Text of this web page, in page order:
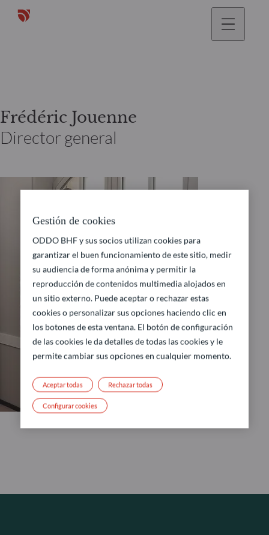
Frédéric Jouenne
Director general
Gestión de cookies
ODDO BHF y sus socios utilizan cookies para
garantizar el buen funcionamiento de este sitio, medir
su audiencia de forma anónima y permitir la
reproducción de contenidos multimedia alojados en
un sitio externo. Puede aceptar o rechazar estas
cookies o personalizar sus opciones haciendo clic en
los botones de esta ventana. El botón de configuración
de las cookies le da detalles de todas las cookies y le
permite cambiar sus opciones en cualquier momento.
Rechazar todas
Aceptar todas
Configurar cookies